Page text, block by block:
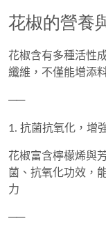
花椒的營養
花椒含有多種活性
纖維 ，不僅能增添
──
1. 抗菌抗氧化，增
花椒富含檸檬烯與
菌、抗氧化功效 ，
力
──